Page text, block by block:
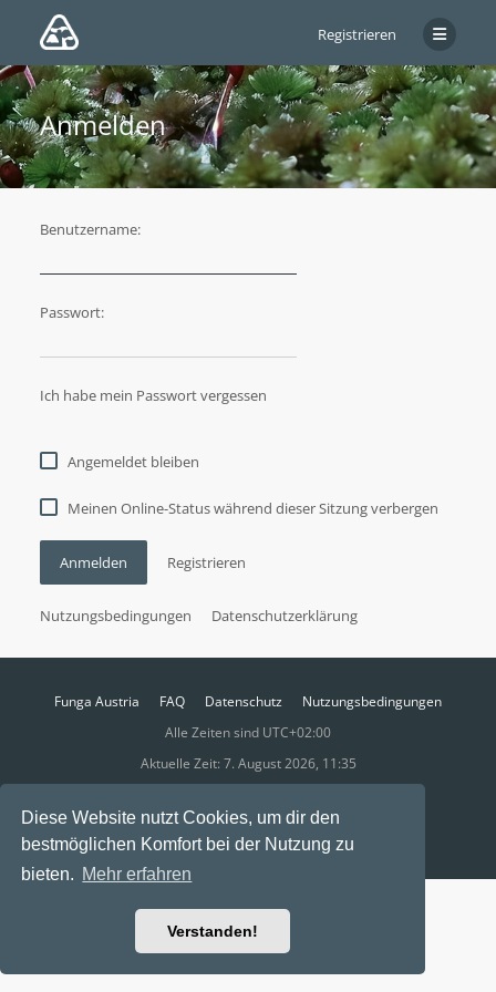
Diese Website nutzt Cookies, um dir den
bestmöglichen Komfort bei der Nutzung zu
bieten. Mehr erfahren
Verstanden!
Registrieren
Anmelden
Benutzername:
Passwort:
Ich habe mein Passwort vergessen
Angemeldet bleiben
Meinen Online-Status während dieser Sitzung verbergen
Anmelden Registrieren
Nutzungsbedingungen Datenschutzerklärung
Funga Austria FAQ Datenschutz
Nutzungsbedingungen
Alle Zeiten sind UTC+02:00
Aktuelle Zeit: 7. August 2026, 11:35
Ravaio Theme byGramziu